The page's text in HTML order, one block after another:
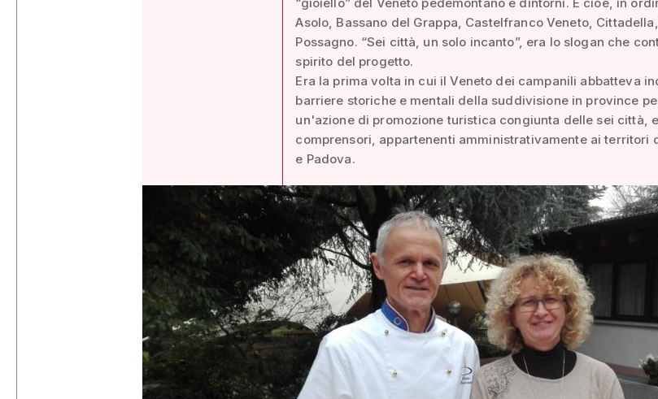
Asolo, Bassano del Grappa, Castelfranco Veneto,
Possagno. “Sei città, un solo incanto”, era lo slogan che
spirito del progetto.
Era la prima volta in cui il Veneto dei campanili abbatteva
barriere storiche e mentali della suddivisione in province
un'azione di promozione turistica congiunta delle sei città,
comprensori, appartenenti amministrativamente ai territori
e Padova.